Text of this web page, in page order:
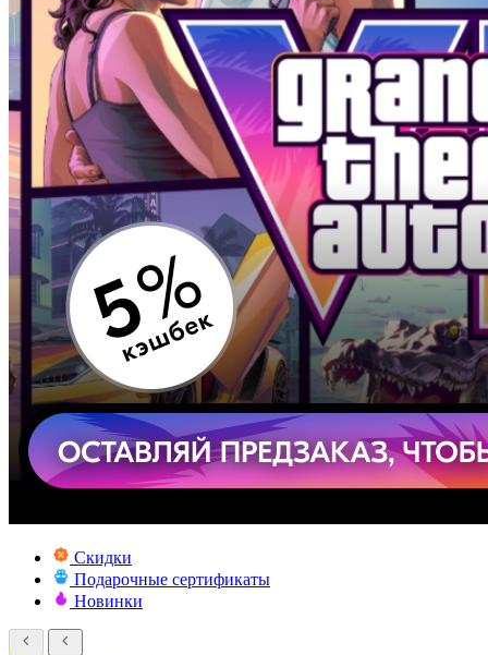
Скидки
Подарочные сертификаты
Новинки